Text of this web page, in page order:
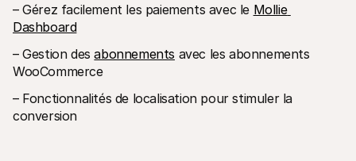
– Gérez facilement les paiements avec le Mollie
Dashboard
– Gestion des abonnements avec les abonnements
WooCommerce
– Fonctionnalités de localisation pour stimuler la
conversion